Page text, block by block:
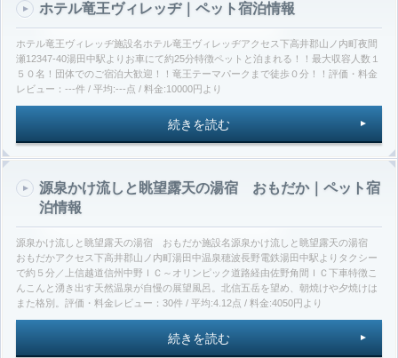
ホテル竜王ヴィレッヂ｜ペット宿泊情報
ホテル竜王ヴィレッヂ施設名ホテル竜王ヴィレッヂアクセス下高井郡山ノ内町夜間
瀬12347-40湯田中駅よりお車にて約25分特徴ペットと泊まれる！！最大収容人数１
５０名！団体でのご宿泊大歓迎！！竜王テーマパークまで徒歩０分！！評価・料金
レビュー：---件 / 平均:---点 / 料金:10000円より
続きを読む
源泉かけ流しと眺望露天の湯宿 おもだか｜ペット宿
泊情報
源泉かけ流しと眺望露天の湯宿 おもだか施設名源泉かけ流しと眺望露天の湯宿
おもだかアクセス下高井郡山ノ内町湯田中温泉穂波長野電鉄湯田中駅よりタクシー
で約５分／上信越道信州中野ＩＣ～オリンピック道路経由佐野角間ＩＣ下車特徴こ
んこんと湧き出す天然温泉が自慢の展望風呂。北信五岳を望め、朝焼けや夕焼けは
また格別。評価・料金レビュー：30件 / 平均:4.12点 / 料金:4050円より
続きを読む